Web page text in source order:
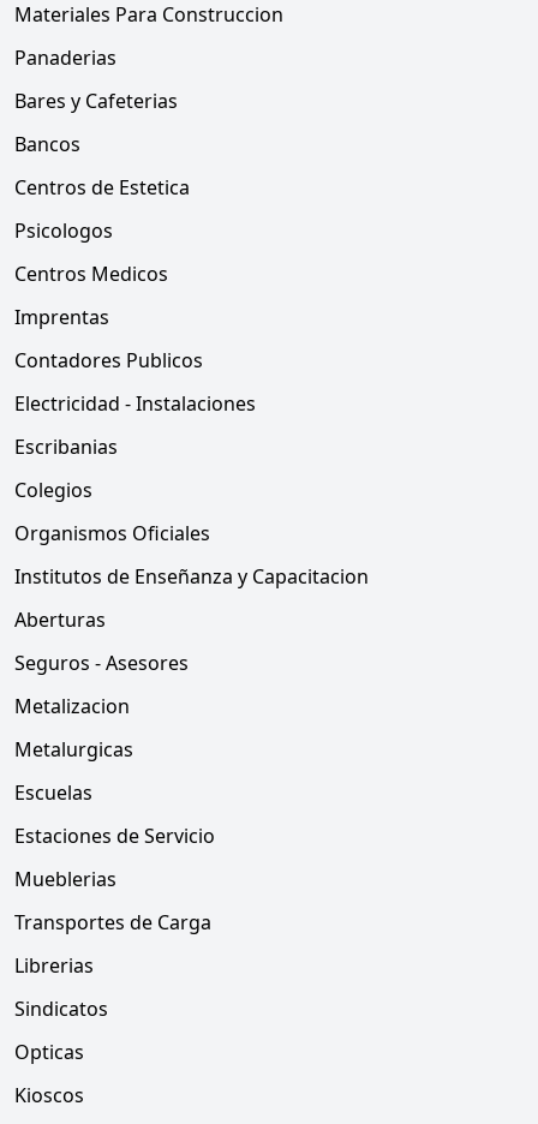
Materiales Para Construccion
Panaderias
Bares y Cafeterias
Bancos
Centros de Estetica
Psicologos
Centros Medicos
Imprentas
Contadores Publicos
Electricidad - Instalaciones
Escribanias
Colegios
Organismos Oficiales
Institutos de Enseñanza y Capacitacion
Aberturas
Seguros - Asesores
Metalizacion
Metalurgicas
Escuelas
Estaciones de Servicio
Mueblerias
Transportes de Carga
Librerias
Sindicatos
Opticas
Kioscos